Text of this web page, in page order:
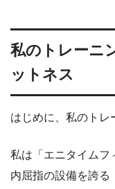
私のトレーニ
ットネス
はじめに、私のトレ
私は「エニタイムフ
内屈指の設備を誇る